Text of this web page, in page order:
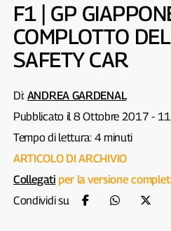
F1 | GP
COMPLOTTO
SAFETY CAR
Di: ANDREA GARDENAL
Pubblicato il 8 Ottobre 2017 -
Tempo di lettura: 4 minuti
ARTICOLO DI ARCHIVIO
Collegati per la versione
Condividi su